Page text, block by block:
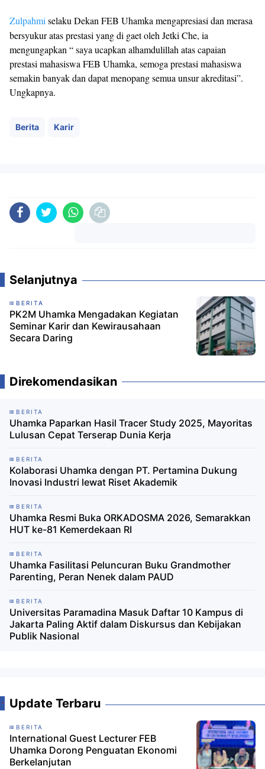
Zulpahmi selaku Dekan FEB Uhamka mengapresiasi dan merasa
bersyukur atas prestasi yang di gaet oleh Jetki Che, ia
mengungapkan “ saya ucapkan alhamdulillah atas capaian
prestasi mahasiswa FEB Uhamka, semoga prestasi mahasiswa
semakin banyak dan dapat menopang semua unsur akreditasi”.
Ungkapnya.
Berita Karir
Selanjutnya
BERITA
PK2M Uhamka Mengadakan Kegiatan
Seminar Karir dan Kewirausahaan
Secara Daring
Direkomendasikan
BERITA
Uhamka Paparkan Hasil Tracer Study 2025, Mayoritas
Lulusan Cepat Terserap Dunia Kerja
BERITA
Kolaborasi Uhamka dengan PT. Pertamina Dukung
Inovasi Industri lewat Riset Akademik
BERITA
Uhamka Resmi Buka ORKADOSMA 2026, Semarakkan
HUT ke-81 Kemerdekaan RI
BERITA
Uhamka Fasilitasi Peluncuran Buku Grandmother
Parenting, Peran Nenek dalam PAUD
BERITA
Universitas Paramadina Masuk Daftar 10 Kampus di
Jakarta Paling Aktif dalam Diskursus dan Kebijakan
Publik Nasional
Update Terbaru
BERITA
International Guest Lecturer FEB
Uhamka Dorong Penguatan Ekonomi
Berkelanjutan